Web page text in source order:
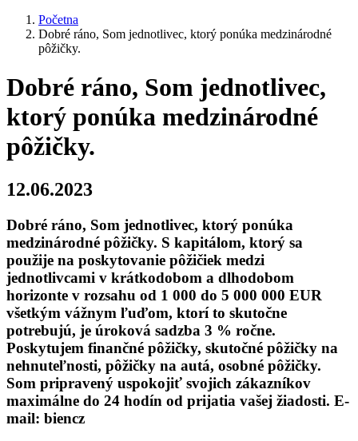
Početna
Dobré ráno, Som jednotlivec, ktorý ponúka medzinárodné
pôžičky.
Dobré ráno, Som jednotlivec,
ktorý ponúka medzinárodné
pôžičky.
12.06.2023
Dobré ráno, Som jednotlivec, ktorý ponúka
medzinárodné pôžičky. S kapitálom, ktorý sa
použije na poskytovanie pôžičiek medzi
jednotlivcami v krátkodobom a dlhodobom
horizonte v rozsahu od 1 000 do 5 000 000 EUR
všetkým vážnym ľuďom, ktorí to skutočne
potrebujú, je úroková sadzba 3 % ročne.
Poskytujem finančné pôžičky, skutočné pôžičky na
nehnuteľnosti, pôžičky na autá, osobné pôžičky.
Som pripravený uspokojiť svojich zákazníkov
maximálne do 24 hodín od prijatia vašej žiadosti. E-
mail: biencz